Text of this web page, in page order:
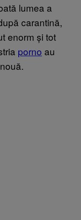
lumea a
carantină,
enorm și tot
porno au